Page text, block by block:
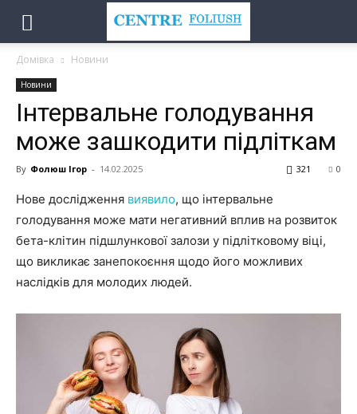
Домівка Новини
Новини
Інтервальне голодування
може зашкодити підліткам
By Фолюш Ігор - 14.02.2025 0
321
Нове дослідження виявило, що інтервальне
голодування може мати негативний вплив на розвиток
бета-клітин підшлункової залози у підлітковому віці,
що викликає занепокоєння щодо його можливих
наслідків для молодих людей.